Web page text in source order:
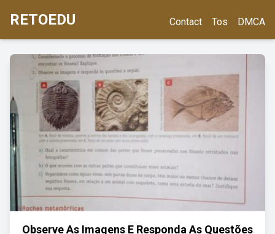
RETOEDU Contact Tos DMCA
Observe As Imagens E Responda As Questões